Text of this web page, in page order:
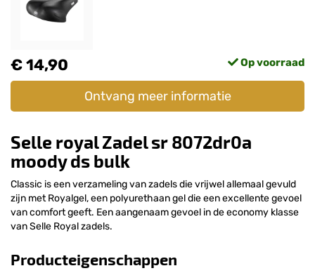
€ 14,90 Op voorraad
Ontvang meer informatie
Selle royal Zadel sr 8072dr0a
moody ds bulk
Classic is een verzameling van zadels die vrijwel allemaal gevuld
zijn met Royalgel, een polyurethaan gel die een excellente gevoel
van comfort geeft. Een aangenaam gevoel in de economy klasse
van Selle Royal zadels.
Producteigenschappen